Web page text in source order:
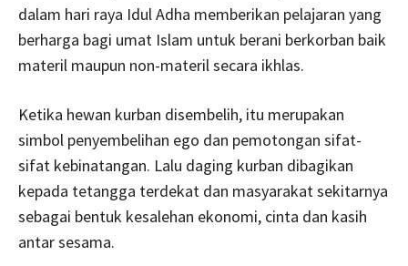
dalam hari raya Idul Adha memberikan pelajaran yang
berharga bagi umat Islam untuk berani berkorban baik
materil maupun non-materil secara ikhlas.
Ketika hewan kurban disembelih, itu merupakan
simbol penyembelihan ego dan pemotongan sifat-
sifat kebinatangan. Lalu daging kurban dibagikan
kepada tetangga terdekat dan masyarakat sekitarnya
sebagai bentuk kesalehan ekonomi, cinta dan kasih
antar sesama.